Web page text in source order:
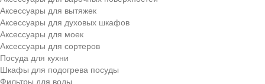
Аксессуары для вытяжек
Аксессуары для духовых шкафов
Аксессуары для моек
Аксессуары для сортеров
Посуда для кухни
Шкафы для подогрева посуды
Фильтры для воды